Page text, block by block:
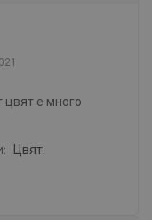
цвят е много
Цвят.